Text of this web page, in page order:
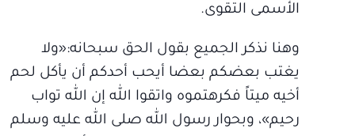
الأسمى التقوى.
وهنا نذكر الجميع بقول الحق سبحانه:«ولا
يغتب بعضكم بعضا أيحب أحدكم أن يأكل لحم
أخيه ميتاً فكرهتموه واتقوا الله إن الله تواب
رحيم»، وبحوار رسول الله صلى الله عليه وسلم